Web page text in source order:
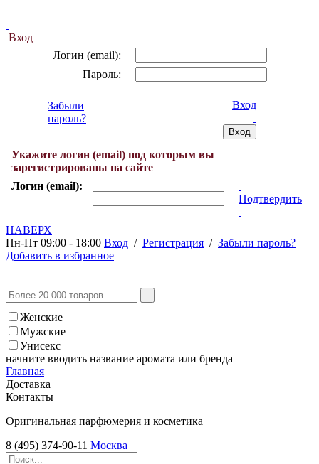
Вход
Логин (email):
Пароль:
Забыли
пароль?
Вход
Укажите логин (email) под которым вы
зарегистрированы на сайте
Логин (email):
Подтвердить
НАВЕРХ
Пн-Пт 09:00 - 18:00 Вход / Регистрация / Забыли пароль?
Добавить в избранное
Женские
Мужские
Унисекс
начните вводить название аромата или бренда
Главная
Доставка
Контакты
Оригинальная парфюмерия и косметика
8 (495) 374-90-11 Москва